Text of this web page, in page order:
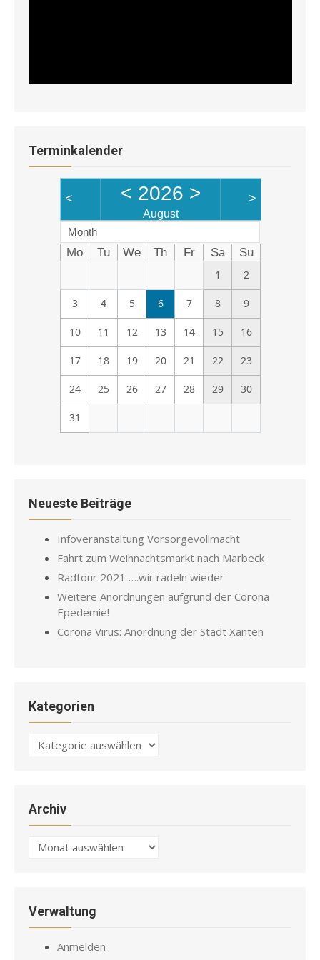
Terminkalender
< < 2026 >
August
>
Month
Mo Tu We Th Fr Sa
Su
1
2
3 4 5 6 7 8 9
10 11 12 13 14 15 16
17 18 19 20 21 22 23
24 25 26 27 28 29 30
31
Neueste Beiträge
Infoveranstaltung Vorsorgevollmacht
Fahrt zum Weihnachtsmarkt nach Marbeck
Radtour 2021 ….wir radeln wieder
Weitere Anordnungen aufgrund der Corona
Epedemie!
Corona Virus: Anordnung der Stadt Xanten
Kategorien
Kategorien
Archiv
Archiv
Verwaltung
Anmelden